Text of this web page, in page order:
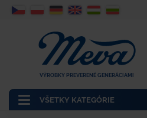
VŠETKY KATEGÓRIE
VÝROBKY PREVERENÉ GENERÁCIAMI